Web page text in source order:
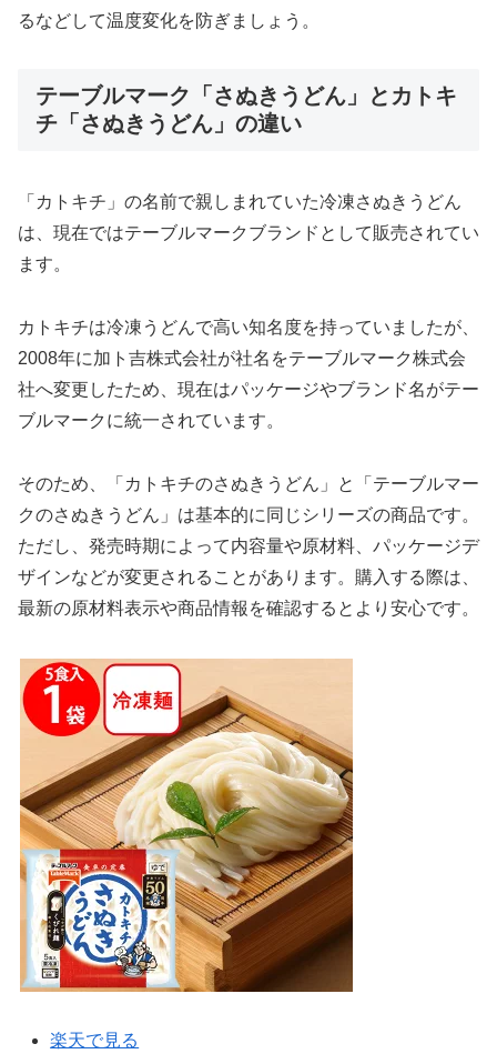
るなどして温度変化を防ぎましょう。
テーブルマーク「さぬきうどん」とカトキ
チ「さぬきうどん」の違い
「カトキチ」の名前で親しまれていた冷凍さぬきうどん
は、現在ではテーブルマークブランドとして販売されてい
ます。
カトキチは冷凍うどんで高い知名度を持っていましたが、
2008年に加ト吉株式会社が社名をテーブルマーク株式会
社へ変更したため、現在はパッケージやブランド名がテー
ブルマークに統一されています。
そのため、「カトキチのさぬきうどん」と「テーブルマー
クのさぬきうどん」は基本的に同じシリーズの商品です。
ただし、発売時期によって内容量や原材料、パッケージデ
ザインなどが変更されることがあります。購入する際は、
最新の原材料表示や商品情報を確認するとより安心です。
楽天で見る